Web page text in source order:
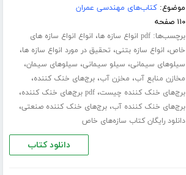
موضوع:کتاب‌های مهندسی عمران
۱۱۰ صفحه
برچسب‌ها:pdf انواع سازه ها ، انواع انواع سازه های
خاص، انواع سازه بتنی، تحقیق در مورد انواع سازه ها،
سیلوهای سیمانی، سیلو سیمانی، سیلوهای سیمان،
مخازن منابع آب، مخزن آب،برج‌های خنک کننده،
برج‌های خنک کننده چیست،pdf برج‌های خنک کننده ،
برج‌های خنک کننده آب،برج‌های خنک کننده صنعتی،
دانلود رایگان کتاب سازه‌های خاص
دانلود کتاب